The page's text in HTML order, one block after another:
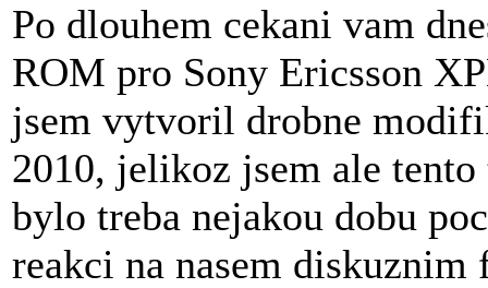
Po dlouhem cekani vam
ROM pro Sony Ericsson
jsem vytvoril drobne
2010, jelikoz jsem ale
bylo treba nejakou dobu
reakci na nasem